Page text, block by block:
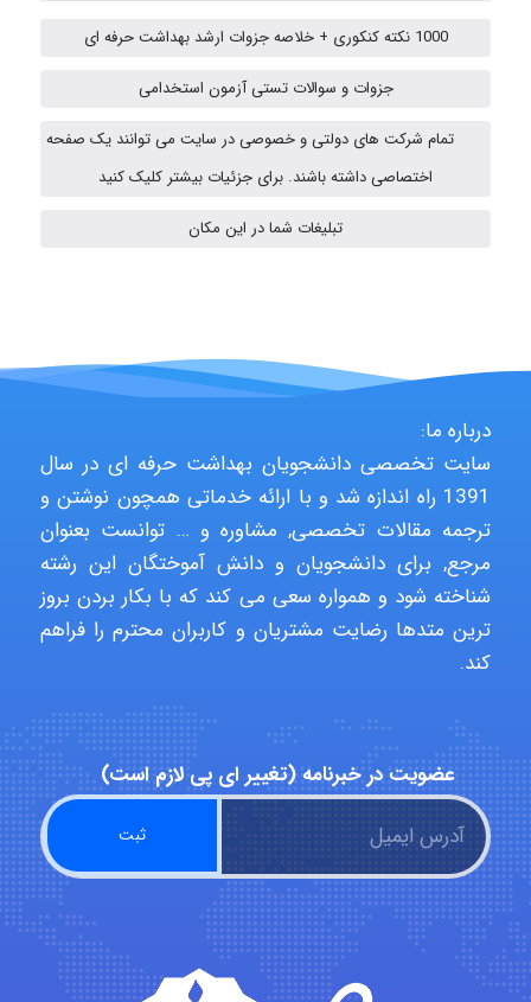
Jafar Tym
Niloofar
USER124
malekf
abolfazlkoshehe
A.balandeh
fatima
1000 نکته کنکوری + خلاصه جزوات ارشد بهداشت حرفه ای
جزوات و سوالات تستی آزمون استخدامی
تمام شرکت های دولتی و خصوصی در سایت می توانند یک صفحه
اختصاصی داشته باشند. برای جزئیات بیشتر کلیک کنید
تبلیغات شما در این مکان
درباره ما:
سایت تخصصی دانشجویان بهداشت حرفه ای در سال
1391 راه اندازه شد و با ارائه خدماتی همچون نوشتن و
ترجمه مقالات تخصصی, مشاوره و … توانست بعنوان
مرجع, برای دانشجویان و دانش آموختگان این رشته
شناخته شود و همواره سعی می کند که با بکار بردن بروز
ترین متدها رضایت مشتریان و کاربران محترم را فراهم
کند.
عضویت در خبرنامه (تغییر ای پی لازم است)